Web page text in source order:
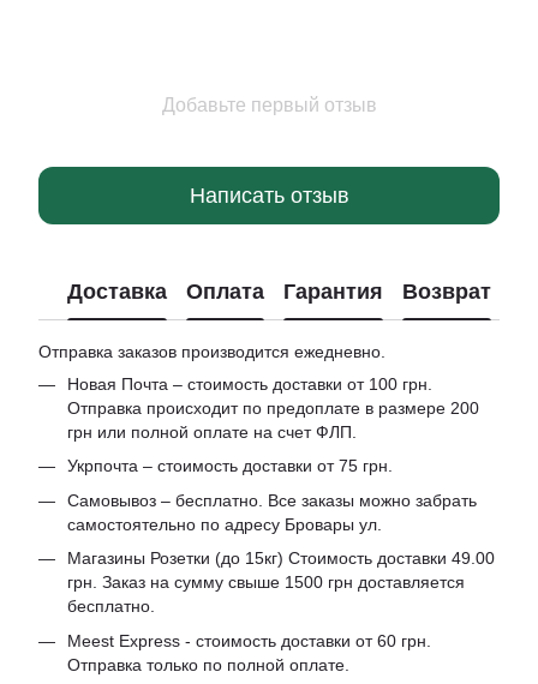
Добавьте первый отзыв
Написать отзыв
Доставка Оплата Гарантия Возврат
Отправка заказов производится ежедневно.
Новая Почта – стоимость доставки от 100 грн.
Отправка происходит по предоплате в размере 200
грн или полной оплате на счет ФЛП.
Укрпочта – стоимость доставки от 75 грн.
Самовывоз – бесплатно. Все заказы можно забрать
самостоятельно по адресу Бровары ул.
Магазины Розетки (до 15кг) Стоимость доставки 49.00
грн. Заказ на сумму свыше 1500 грн доставляется
бесплатно.
Meest Express - стоимость доставки от 60 грн.
Отправка только по полной оплате.